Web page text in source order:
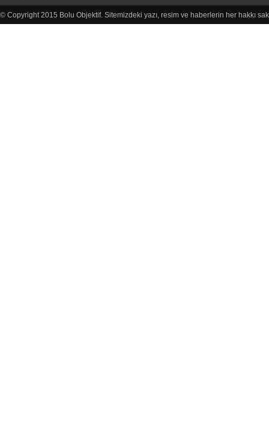
© Copyright 2015 Bolu Objektif. Sitemizdeki yazı, resim ve haberlerin her hakkı